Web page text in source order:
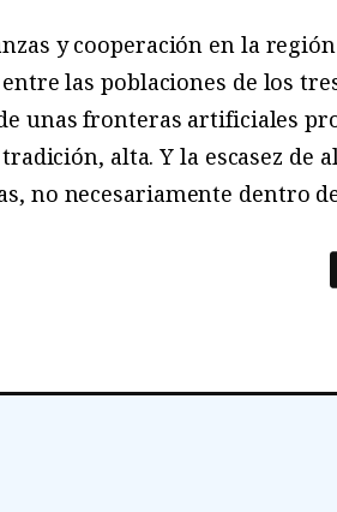
y cooperación en la
las poblaciones de los
unas fronteras artificiales
alta. Y la escasez de
no necesariamente dentro